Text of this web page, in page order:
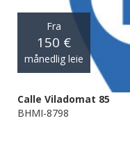
Fra
150 €
månedlig leie
Calle Viladomat 85
BHMI-8798